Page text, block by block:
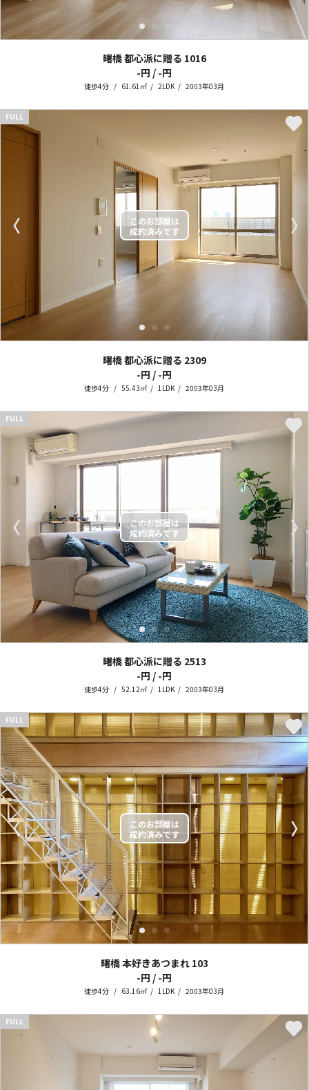
曙橋 都心派に贈る 1016
-円 / -円
徒歩4分 61.61㎡ 2LDK 2003年03月
〈 〉
FULL
曙橋 都心派に贈る 2309
-円 / -円
徒歩4分 55.43㎡ 1LDK 2003年03月
〈 〉
FULL
曙橋 都心派に贈る 2513
-円 / -円
徒歩4分 52.12㎡ 1LDK 2003年03月
〈 〉
FULL
曙橋 本好きあつまれ 103
-円 / -円
徒歩4分 63.16㎡ 1LDK 2003年03月
FULL